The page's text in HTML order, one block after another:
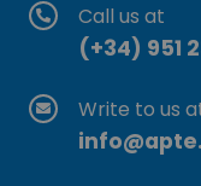
Call us at
(+34) 951
Write to us